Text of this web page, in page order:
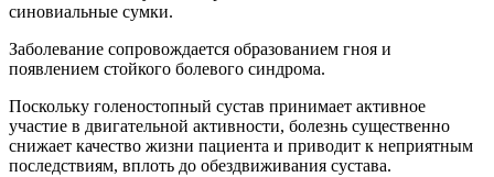
синовиальные сумки.
Заболевание сопровождается образованием гноя и
появлением стойкого болевого синдрома.
Поскольку голеностопный сустав принимает активное
участие в двигательной активности, болезнь существенно
снижает качество жизни пациента и приводит к неприятным
последствиям, вплоть до обездвиживания сустава.